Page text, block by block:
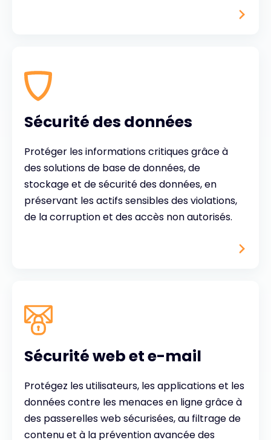
Sécurité des données
Protéger les informations critiques grâce à
des solutions de base de données, de
stockage et de sécurité des données, en
préservant les actifs sensibles des violations,
de la corruption et des accès non autorisés.
Sécurité web et e-mail
Protégez les utilisateurs, les applications et les
données contre les menaces en ligne grâce à
des passerelles web sécurisées, au filtrage de
contenu et à la prévention avancée des